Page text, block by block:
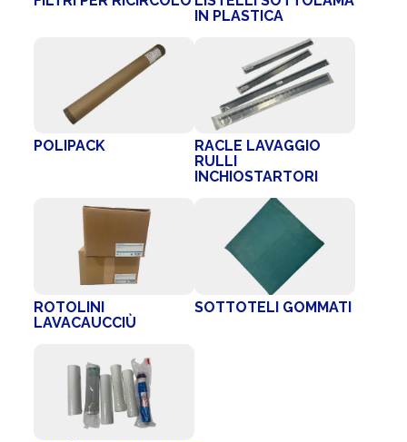
IN PLASTICA
POLIPACK
RACLE LAVAGGIO
RULLI
INCHIOSTARTORI
ROTOLINI
LAVACAUCCIÙ
SOTTOTELI GOMMATI